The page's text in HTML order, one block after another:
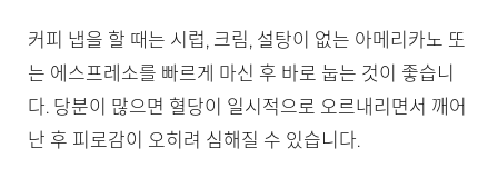
커피 냅을 할 때는 시럽, 크림, 설탕이 없는 아메리카노 또
는 에스프레소를 빠르게 마신 후 바로 눕는 것이 좋습니
다. 당분이 많으면 혈당이 일시적으로 오르내리면서 깨어
난 후 피로감이 오히려 심해질 수 있습니다.